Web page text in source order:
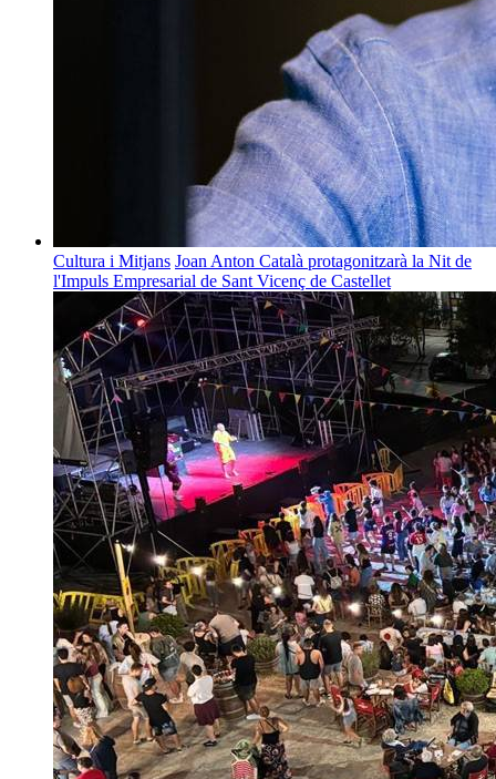
Cultura i Mitjans Joan Anton Català protagonitzarà la Nit de
l'Impuls Empresarial de Sant Vicenç de Castellet